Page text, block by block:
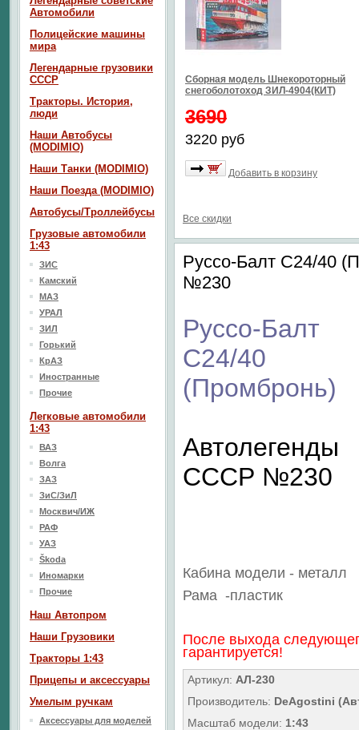
Сборная модель Шнекороторный
снегоболотоход ЗИЛ-4904(КИТ)
3690
3220 руб
Добавить в корзину
Все скидки
Руссо-Балт С24/40
№230
Руссо-Балт
С24/40
(Промбронь)
Автолегенды
СССР №230
Кабина модели - металл
Рама -пластик
После выхода
гарантируется!
Артикул: АЛ-230
Производитель: DeAgostini
Масштаб модели: 1:43
Автомобили
Полицейские машины
мира
Легендарные грузовики
СССР
Тракторы. История,
люди
Наши Автобусы
(MODIMIO)
Наши Танки (MODIMIO)
Наши Поезда (MODIMIO)
Автобусы/Троллейбусы
Грузовые автомобили
1:43
ЗИС
Камский
МАЗ
УРАЛ
ЗИЛ
Горький
КрАЗ
Иностранные
Прочие
Легковые автомобили
1:43
ВАЗ
Волга
ЗАЗ
ЗиС/ЗиЛ
Москвич/ИЖ
РАФ
УАЗ
Škoda
Иномарки
Прочие
Наш Aвтопром
Наши Грузовики
Тракторы 1:43
Прицепы и аксессуары
Умелым ручкам
Аксессуары для моделей